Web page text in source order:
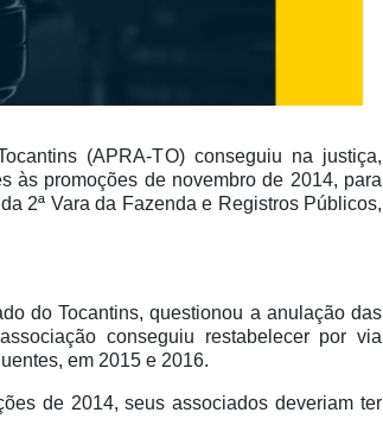
(APRA-TO) conseguiu na justiça,
às promoções de novembro de 2014, para
2ª Vara da Fazenda e Registros Públicos,
do Tocantins, questionou a anulação das
conseguiu restabelecer por via
em 2015 e 2016.
de 2014, seus associados deveriam ter